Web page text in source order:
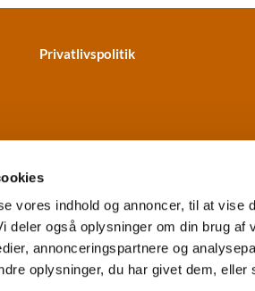
vores indhold og annoncer, til at vise
deler også oplysninger om din brug af
annonceringspartnere og
oplysninger, du har givet dem,
Privatlivspolitik
Kirke · Skydebanevej 2
EAN: 5798000859067
Tilgængelighedserklæring